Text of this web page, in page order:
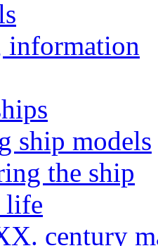
information
ship models
the ship
life
century